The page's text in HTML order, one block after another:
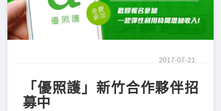
2017-07-21
「優照護」新竹合作夥伴招
募中